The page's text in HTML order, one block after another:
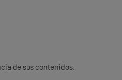
de sus contenidos.